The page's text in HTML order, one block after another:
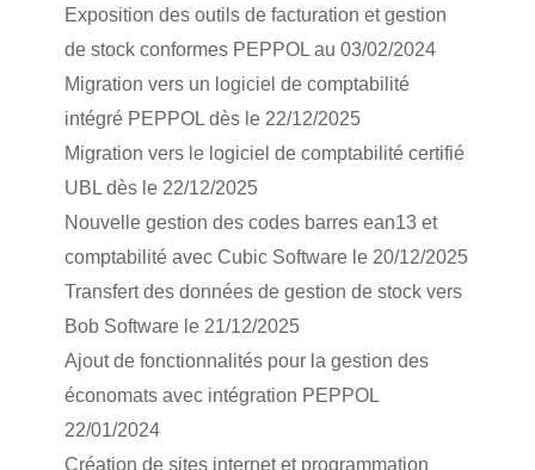
Exposition des outils de facturation et gestion
de stock conformes PEPPOL au 03/02/2024
Migration vers un logiciel de comptabilité
intégré PEPPOL dès le 22/12/2025
Migration vers le logiciel de comptabilité certifié
UBL dès le 22/12/2025
Nouvelle gestion des codes barres ean13 et
comptabilité avec Cubic Software le 20/12/2025
Transfert des données de gestion de stock vers
Bob Software le 21/12/2025
Ajout de fonctionnalités pour la gestion des
économats avec intégration PEPPOL
22/01/2024
Création de sites internet et programmation